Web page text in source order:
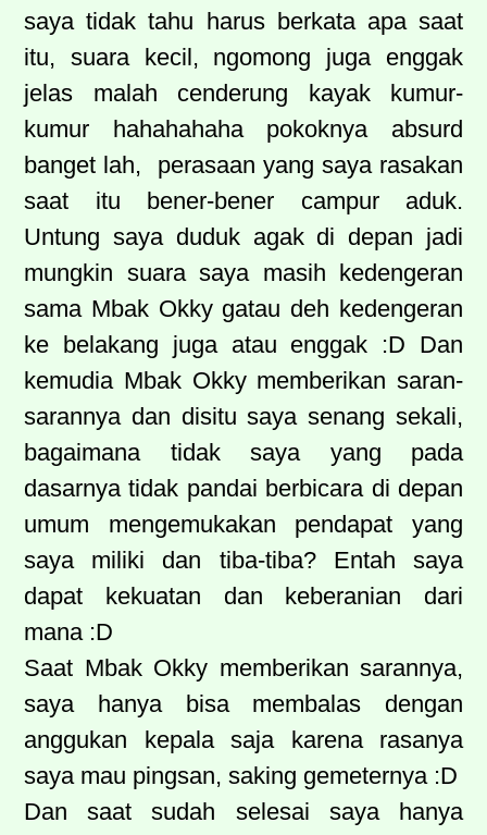
saya tidak tahu harus berkata apa saat
itu, suara kecil, ngomong juga enggak
jelas malah cenderung kayak kumur-
kumur hahahahaha pokoknya absurd
banget lah,
perasaan yang saya rasakan
saat itu bener-bener campur aduk.
Untung saya duduk agak di depan jadi
mungkin suara saya masih kedengeran
sama Mbak Okky gatau deh kedengeran
ke belakang juga atau enggak :D Dan
kemudia Mbak Okky memberikan saran-
sarannya dan disitu saya senang sekali,
bagaimana tidak saya yang pada
dasarnya tidak pandai berbicara di depan
umum mengemukakan pendapat yang
saya miliki dan tiba-tiba? Entah saya
dapat kekuatan dan keberanian dari
mana :D
Saat Mbak Okky memberikan sarannya,
saya hanya bisa membalas dengan
anggukan kepala saja karena rasanya
saya mau pingsan, saking gemeternya :D
Dan saat sudah selesai saya hanya